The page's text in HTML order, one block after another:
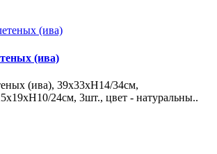
(ива)
(ива), 39x33xH14/34см,
24см, 3шт., цвет - натуральны..